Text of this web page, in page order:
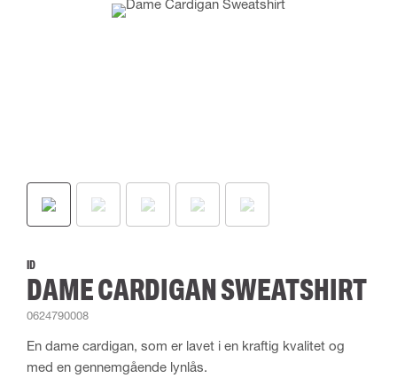
ID
DAME CARDIGAN SWEATSHIRT
0624790008
En dame cardigan, som er lavet i en kraftig kvalitet og
med en gennemgående lynlås.